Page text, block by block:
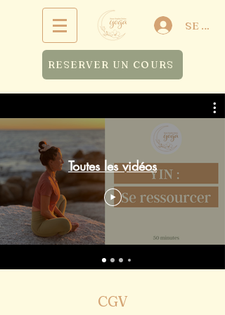
SE
RESERVER UN COURS
Toutes les vidéos
CGV